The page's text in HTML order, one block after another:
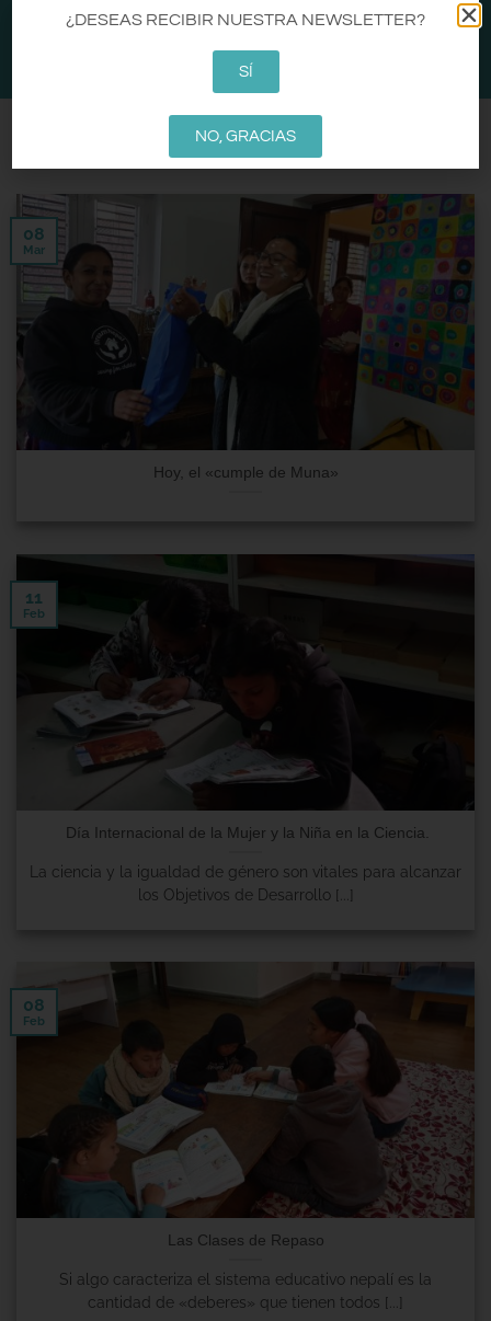
ARCHIVOS DE CATEGORÍA:MALAHOME VALORA·T
Hoy, el «cumple de Muna»
08
Mar
Día Internacional de la Mujer y la Niña en la Ciencia.
La ciencia y la igualdad de género son vitales para alcanzar
los Objetivos de Desarrollo [...]
11
Feb
Las Clases de Repaso
Si algo caracteriza el sistema educativo nepalí es la
cantidad de «deberes» que tienen todos [...]
08
Feb
¿DESEAS RECIBIR NUESTRA NEWSLETTER?
SÍ
NO, GRACIAS